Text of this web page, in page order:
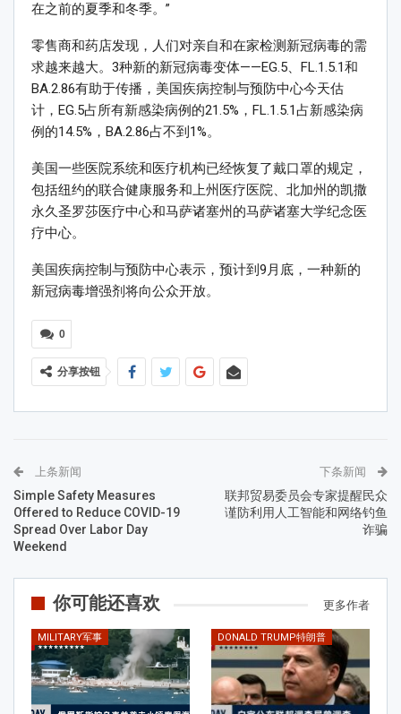
在之前的夏季和冬季。”
零售商和药店发现，人们对亲自和在家检测新冠病毒的需
求越来越大。3种新的新冠病毒变体——EG.5、FL.1.5.1和
BA.2.86有助于传播，美国疾病控制与预防中心今天估
计，EG.5占所有新感染病例的21.5%，FL.1.5.1占新感染病
例的14.5%，BA.2.86占不到1%。
美国一些医院系统和医疗机构已经恢复了戴口罩的规定，
包括纽约的联合健康服务和上州医疗医院、北加州的凯撒
永久圣罗莎医疗中心和马萨诸塞州的马萨诸塞大学纪念医
疗中心。
美国疾病控制与预防中心表示，预计到9月底，一种新的
新冠病毒增强剂将向公众开放。
0
分享按钮
上条新闻
Simple Safety Measures
Offered to Reduce COVID-19
Spread Over Labor Day
Weekend
下条新闻
联邦贸易委员会专家提醒民众
谨防利用人工智能和网络钓鱼
诈骗
你可能还喜欢 更多作者
MILITARY军事 DONALD TRUMP特朗普